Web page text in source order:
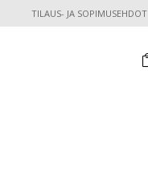
TILAUS- JA SOPIMUSEHDOT